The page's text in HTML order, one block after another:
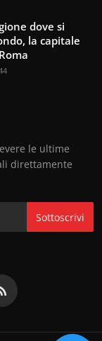
dove si
la capitale
le ultime
direttamente
Sottoscrivi